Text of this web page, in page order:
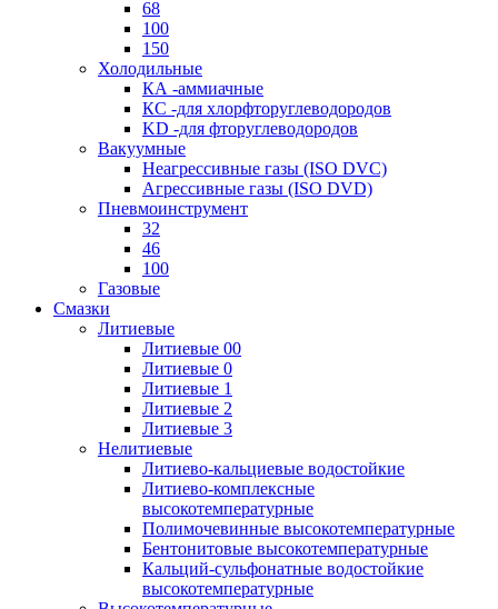
68
100
150
Холодильные
КА -аммиачные
КС -для хлорфторуглеводородов
KD -для фторуглеводородов
Вакуумные
Неагрессивные газы (ISO DVC)
Агрессивные газы (ISO DVD)
Пневмоинструмент
32
46
100
Газовые
Смазки
Литиевые
Литиевые 00
Литиевые 0
Литиевые 1
Литиевые 2
Литиевые 3
Нелитиевые
Литиево-кальциевые водостойкие
Литиево-комплексные
высокотемпературные
Полимочевинные высокотемпературные
Бентонитовые высокотемпературные
Кальций-сульфонатные водостойкие
высокотемпературные